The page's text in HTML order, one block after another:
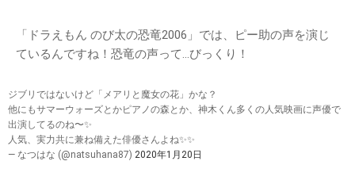
「ドラえもん のび太の恐竜2006」では、ピー助の声を演じ
ているんですね！恐竜の声って…びっくり！
ジブリではないけど「メアリと魔女の花」かな？
他にもサマーウォーズとかピアノの森とか、神木くん多くの人気映画に声優で
出演してるのね〜✨
人気、実力共に兼ね備えた俳優さんよね✨✨
— なつはな (@natsuhana87) 2020年1月20日